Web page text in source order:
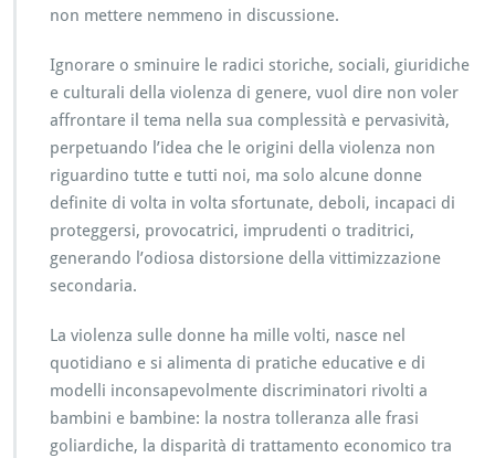
non mettere nemmeno in discussione.
Ignorare o sminuire le radici storiche, sociali, giuridiche
e culturali della violenza di genere, vuol dire non voler
affrontare il tema nella sua complessità e pervasività,
perpetuando l’idea che le origini della violenza non
riguardino tutte e tutti noi, ma solo alcune donne
definite di volta in volta sfortunate, deboli, incapaci di
proteggersi, provocatrici, imprudenti o traditrici,
generando l’odiosa distorsione della vittimizzazione
secondaria.
La violenza sulle donne ha mille volti, nasce nel
quotidiano e si alimenta di pratiche educative e di
modelli inconsapevolmente discriminatori rivolti a
bambini e bambine: la nostra tolleranza alle frasi
goliardiche, la disparità di trattamento economico tra